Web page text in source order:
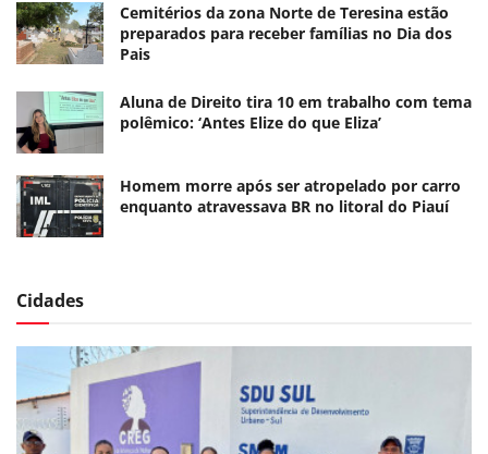
Cemitérios da zona Norte de Teresina estão
preparados para receber famílias no Dia dos
Pais
Aluna de Direito tira 10 em trabalho com tema
polêmico: ‘Antes Elize do que Eliza’
Homem morre após ser atropelado por carro
enquanto atravessava BR no litoral do Piauí
Cidades